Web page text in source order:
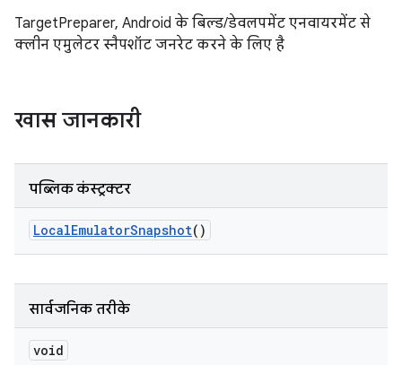
TargetPreparer, Android के बिल्ड/डेवलपमेंट एनवायरमेंट से
क्लीन एमुलेटर स्नैपशॉट जनरेट करने के लिए है
खास जानकारी
पब्लिक कंस्ट्रक्टर
LocalEmulatorSnapshot()
सार्वजनिक तरीके
void